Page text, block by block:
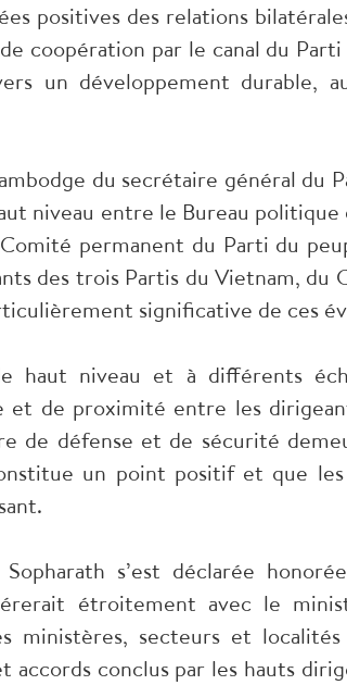
positives des relations
coopération par le canal du
un développement durable,
du secrétaire général du
niveau entre le Bureau
permanent du Parti du
des trois Partis du Vietnam, du
significative de ces
haut niveau et à différents
et de proximité entre les
de défense et de sécurité
un point positif et que les
s’est déclarée
étroitement avec le
ministères, secteurs et
conclus par les hauts